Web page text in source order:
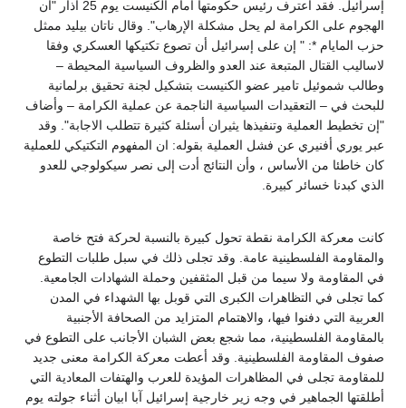
إسرائيل. فقد اعترف رئيس حكومتها أمام الكنيست يوم 25 آذار "أن
الهجوم على الكرامة لم يحل مشكلة الإرهاب". وقال ناتان بيليد ممثل
حزب المايام *: " إن على إسرائيل أن تصوع تكتيكها العسكري وفقا
لاساليب القتال المتبعة عند العدو والظروف السياسية المحيطة –
وطالب شموئيل تامير عضو الكنيست بتشكيل لجنة تحقيق برلمانية
للبحث في – التعقيدات السياسية الناجمة عن عملية الكرامة – وأضاف
"إن تخطيط العملية وتنفيذها يثيران أسئلة كثيرة تتطلب الاجابة". وقد
عبر يوري أفنيري عن فشل العملية بقوله: ان المفهوم التكتيكي للعملية
كان خاطئا من الأساس ، وأن النتائج أدت إلى نصر سيكولوجي للعدو
الذي كبدنا خسائر كبيرة.
كانت معركة الكرامة نقطة تحول كبيرة بالنسبة لحركة فتح خاصة
والمقاومة الفلسطينية عامة. وقد تجلى ذلك في سبل طلبات التطوع
في المقاومة ولا سيما من قبل المثقفين وحملة الشهادات الجامعية.
كما تجلى في التظاهرات الكبرى التي قوبل بها الشهداء في المدن
العربية التي دفنوا فيها، والاهتمام المتزايد من الصحافة الأجنبية
بالمقاومة الفلسطينية، مما شجع بعض الشبان الأجانب على التطوع في
صفوف المقاومة الفلسطينية. وقد أعطت معركة الكرامة معنى جديد
للمقاومة تجلى في المظاهرات المؤيدة للعرب والهتفات المعادية التي
أطلقتها الجماهير في وجه زير خارجية إسرائيل آبا ابيان أثناء جولته يوم